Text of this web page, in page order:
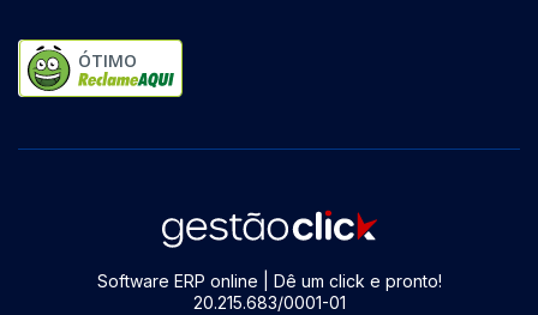
ÓTIMO
Software ERP online | Dê um click e pronto!
20.215.683/0001-01